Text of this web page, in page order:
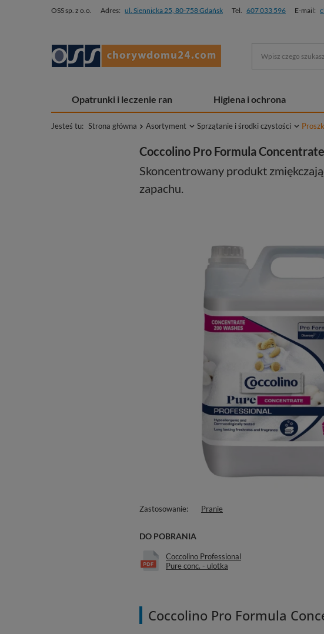
OSS sp. z o.o. Adres: ul. Siennicka 25, 80-758 Gdańsk Tel. 607 033 596 E-mail:
Opatrunki i leczenie ran Higiena i ochrona
Jesteś tu: Strona główna Asortyment Sprzątanie i środki czystości
Zastosowanie Pranie
Coccolino Pro Formula
Skoncentrowany produkt
zapachu.
DO POBRANIA
Coccolino Professional
Pure conc. - ulotka
Coccolino Pro Formula